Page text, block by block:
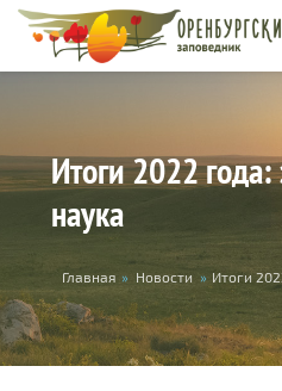
Skip to main content
Итоги 2022
наука
You are here
Главная » Новости » Итоги